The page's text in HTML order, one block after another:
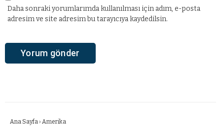
Daha sonraki yorumlarımda kullanılması için adım, e-posta
adresim ve site adresim bu tarayıcıya kaydedilsin.
Ana Sayfa › Amerika